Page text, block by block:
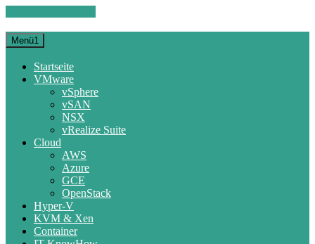
Menü1
Startseite
VMware
vSphere
vSAN
NSX
vRealize Suite
Cloud
AWS
Azure
GCE
OpenStack
Hyper-V
KVM & Xen
Container